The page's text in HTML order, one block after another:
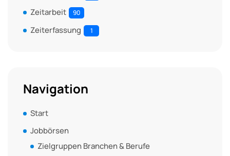
Zeitarbeit 90
Zeiterfassung 1
Navigation
Start
Jobbörsen
Zielgruppen Branchen & Berufe